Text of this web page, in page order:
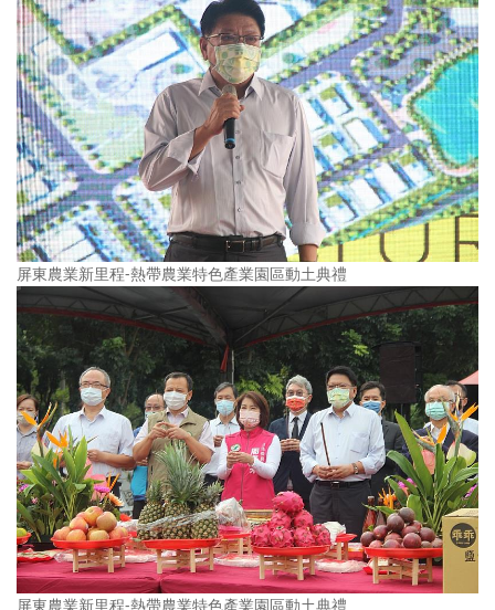
屏東農業新里程-熱帶農業特色產業園區動土典禮
屏東農業新里程-熱帶農業特色產業園區動土典禮